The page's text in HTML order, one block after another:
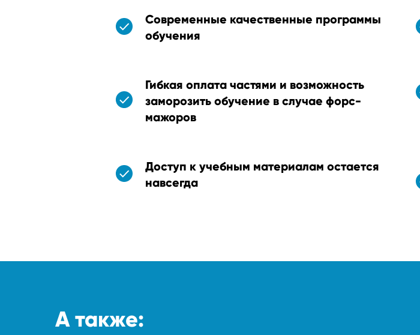
Современные качественные программы
обучения
Гибкая оплата частями и возможность
заморозить обучение в случае форс-
мажоров
Доступ к учебным материалам остается
навсегда
А также: